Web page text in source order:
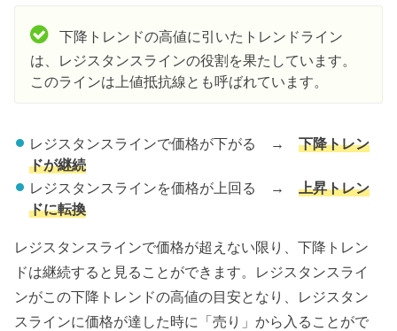
下降トレンドの高値に引いたトレンドライン
は、レジスタンスラインの役割を果たしています。
このラインは上値抵抗線とも呼ばれています。
レジスタンスラインで価格が下がる → 下降トレン
ドが継続
レジスタンスラインを価格が上回る → 上昇トレン
ドに転換
レジスタンスラインで価格が超えない限り、下降トレン
ドは継続すると見ることができます。レジスタンスライ
ンがこの下降トレンドの高値の目安となり、レジスタン
スラインに価格が達した時に「売り」から入ることがで